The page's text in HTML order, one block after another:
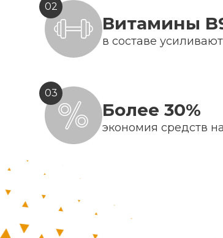
02
Витамины
в составе
03
Более 30%
экономия средств